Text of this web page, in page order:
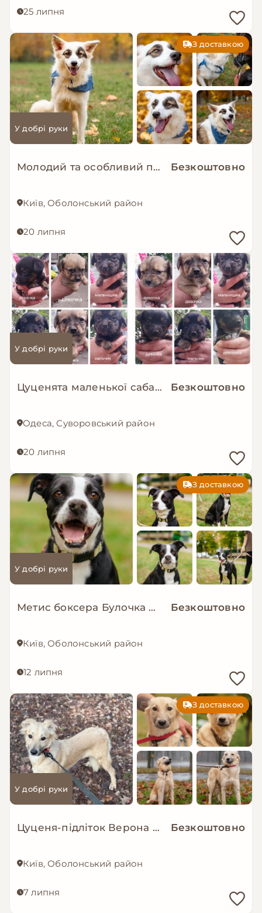
25 липня
З доставкою
У добрі руки
Молодий та особливий песик-позитивчик - Зорро! Безкоштовно
Київ, Оболонський район
20 липня
У добрі руки
Цуценята маленької сабаки Безкоштовно
Одеса, Суворовський район
20 липня
З доставкою
У добрі руки
Метис боксера Булочка мріє про сімʼю!! Безкоштовно
Київ, Оболонський район
12 липня
З доставкою
У добрі руки
Цуценя-підліток Верона в добрі руки! Безкоштовно
Київ, Оболонський район
7 липня